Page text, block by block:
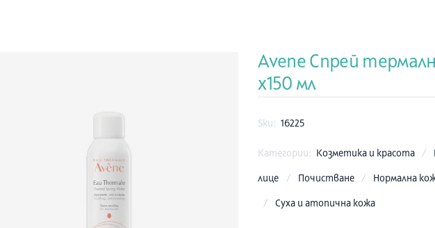
Avene Спрей
х150 мл
Sku: 16225
Категории: Козметика и красота /
лице / Почистване / Нормална
/ Суха и атопична кожа